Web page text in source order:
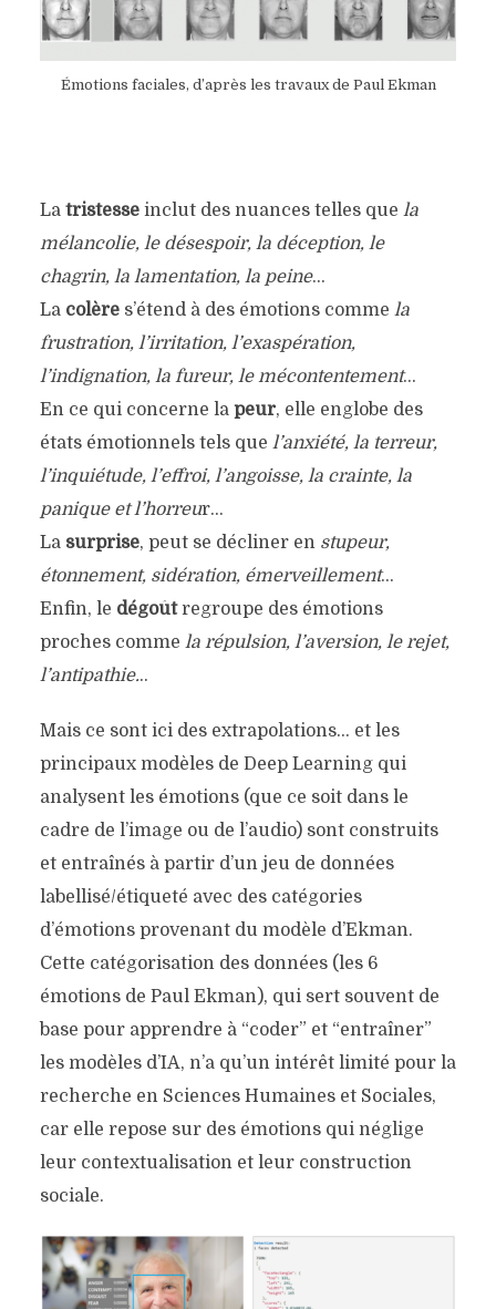
Émotions faciales, d’après les travaux de Paul Ekman
La tristesseinclut des nuances telles que la
mélancolie, le désespoir, la déception, le
chagrin, la lamentation, la peine…
La colères’étend à des émotions comme la
frustration, l’irritation, l’exaspération,
l’indignation, la fureur, le mécontentement…
En ce qui concerne la peur, elle englobe des
états émotionnels tels que l’anxiété, la terreur,
l’inquiétude, l’effroi, l’angoisse, la crainte, la
panique et l’horreur…
La surprise, peut se décliner en stupeur,
étonnement, sidération, émerveillement…
Enfin, le dégoûtregroupe des émotions
proches comme la répulsion, l’aversion, le rejet,
l’antipathie...
Mais ce sont ici des extrapolations… et les
principaux modèles de Deep Learning qui
analysent les émotions (que ce soit dans le
cadre de l’image ou de l’audio) sont construits
et entraînés à partir d’un jeu de données
labellisé/étiqueté avec des catégories
d’émotions provenant du modèle d’Ekman.
Cette catégorisation des données (les 6
émotions de Paul Ekman), qui sert souvent de
base pour apprendre à “coder” et “entraîner”
les modèles d’IA, n’a qu’un intérêt limité pour la
recherche en Sciences Humaines et Sociales,
car elle repose sur des émotions qui néglige
leur contextualisation et leur construction
sociale.